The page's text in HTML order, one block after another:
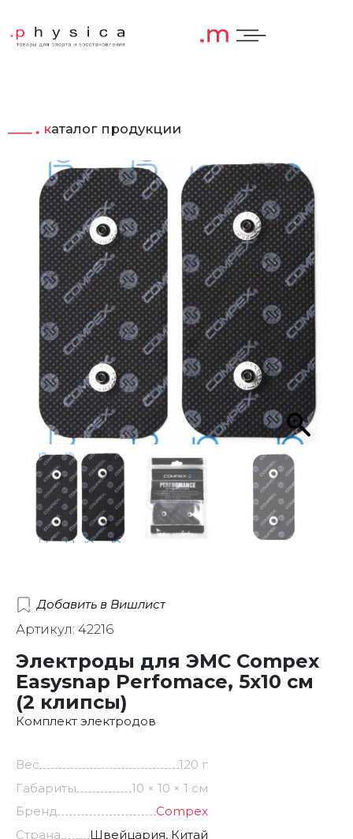
каталог продукции
Добавить в Вишлист
Артикул: 42216
Электроды для ЭМС Compex
Easysnap Perfomace, 5х10 см
(2 клипсы)
Комплект электродов
Вес
120 г
Габариты
10 × 10 × 1 см
Бренд
Compex
Страна
Швейцария, Китай